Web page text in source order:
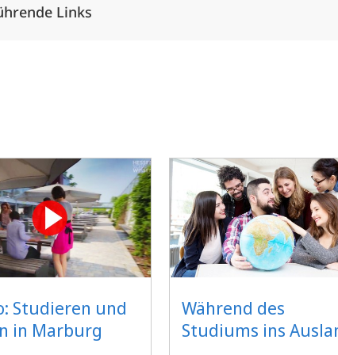
Links
Studieren und
in Marburg
Während des
Studiums ins